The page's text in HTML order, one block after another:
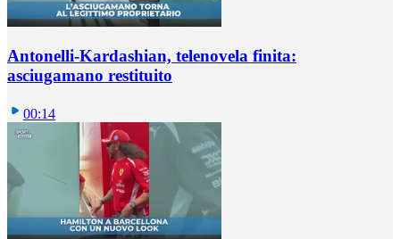
Antonelli-Kardashian, telenovela finita:
asciugamano restituito
00:14